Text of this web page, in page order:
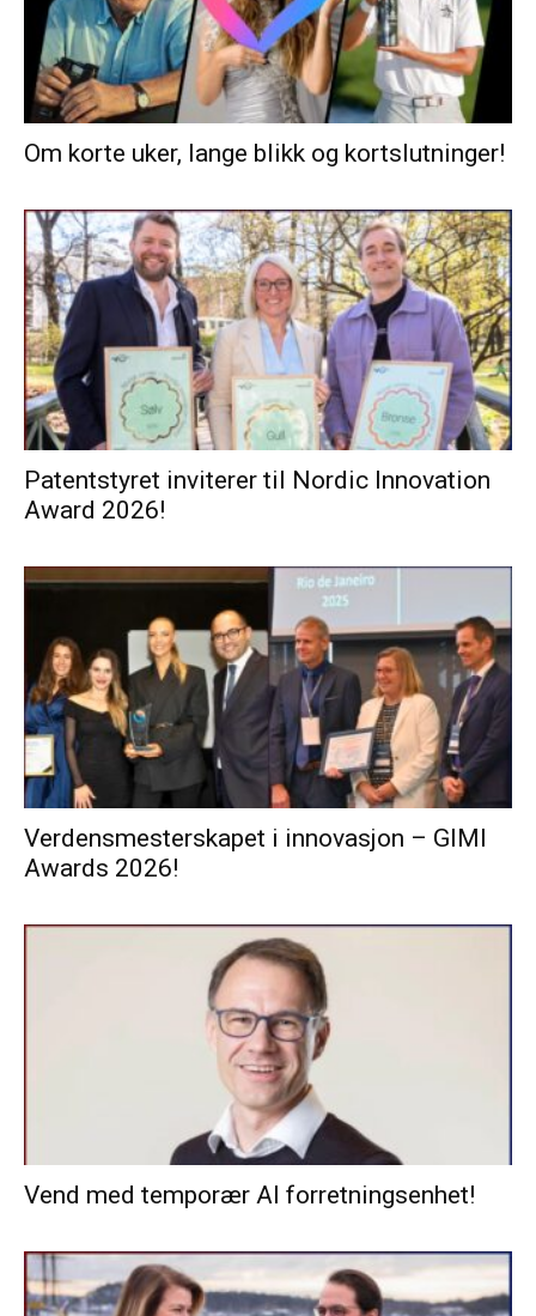
Om korte uker, lange blikk og kortslutninger!
Patentstyret inviterer til Nordic Innovation
Award 2026!
Verdensmesterskapet i innovasjon – GIMI
Awards 2026!
Vend med temporær AI forretningsenhet!